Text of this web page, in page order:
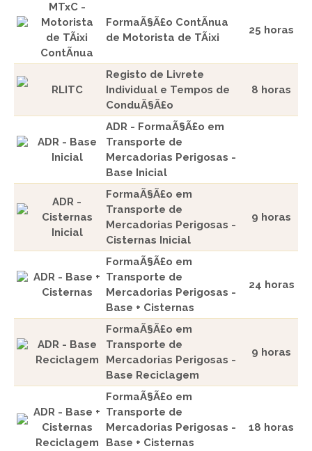
MTxC -
Motorista
de TÃ¡xi
ContÃ­nua
FormaÃ§Ã£o ContÃ­nua
de Motorista de TÃ¡xi
25 horas
RLITC
Registo de Livrete
Individual e Tempos de
ConduÃ§Ã£o
8 horas
ADR - Base
Inicial
ADR - FormaÃ§Ã£o em
Transporte de
Mercadorias Perigosas -
Base Inicial
ADR -
Cisternas
Inicial
FormaÃ§Ã£o em
Transporte de
Mercadorias Perigosas -
Cisternas Inicial
9 horas
ADR - Base +
Cisternas
FormaÃ§Ã£o em
Transporte de
Mercadorias Perigosas -
Base + Cisternas
24 horas
ADR - Base
Reciclagem
FormaÃ§Ã£o em
Transporte de
Mercadorias Perigosas -
Base Reciclagem
9 horas
ADR - Base +
Cisternas
Reciclagem
FormaÃ§Ã£o em
Transporte de
Mercadorias Perigosas -
Base + Cisternas
18 horas